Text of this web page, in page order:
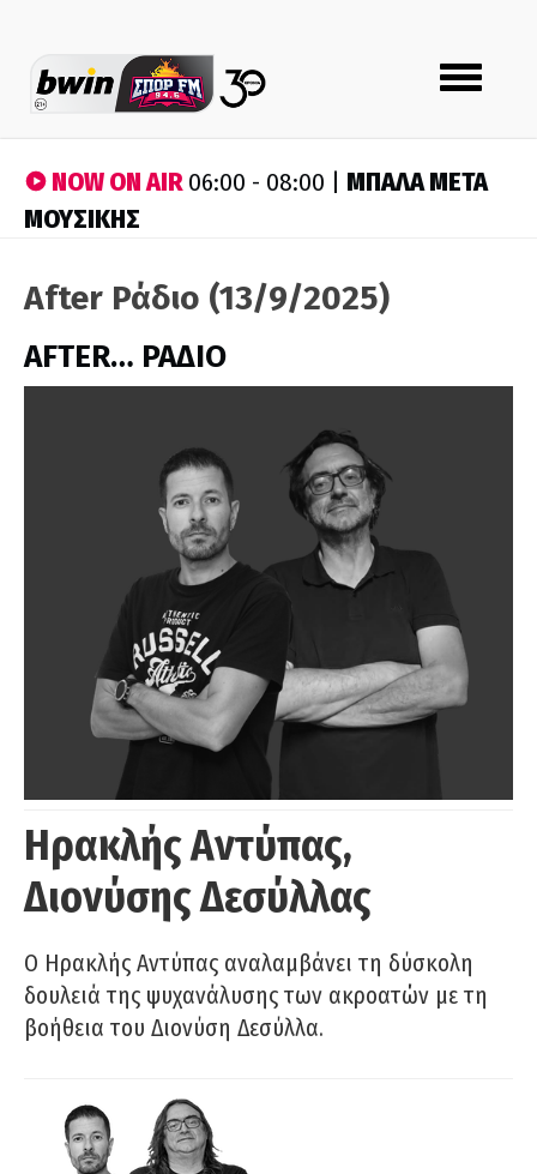
Toggle
navigation
NOW ON AIR06:00 - 08:00 | ΜΠΑΛΑ ΜΕΤΑ
ΜΟΥΣΙΚΗΣ
After Ράδιο (13/9/2025)
AFTER… ΡΑΔΙΟ
Ηρακλής Αντύπας,
Διονύσης Δεσύλλας
Ο Ηρακλής Αντύπας αναλαμβάνει τη δύσκολη
δουλειά της ψυχανάλυσης των ακροατών με τη
βοήθεια του Διονύση Δεσύλλα.